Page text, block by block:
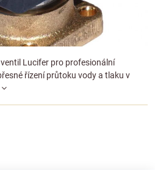
Lucifer pro profesionální
řízení průtoku vody a tlaku v